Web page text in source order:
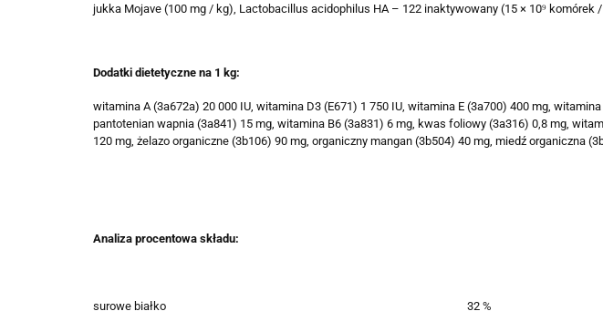
jukka Mojave (100 mg / kg), Lactobacillus acidophilus HA – 122 inaktywowany (15 × 10⁹ komórek
Dodatki dietetyczne na 1 kg:
witamina A (3a672a) 20 000 IU, witamina D3 (E671) 1 750 IU, witamina E (3a700) 400 mg,
pantotenian wapnia (3a841) 15 mg, witamina B6 (3a831) 6 mg, kwas foliowy (3a316) 0,8 mg,
120 mg, żelazo organiczne (3b106) 90 mg, organiczny mangan (3b504) 40 mg, miedź organiczna
Analiza procentowa składu:
surowe białko 32 %